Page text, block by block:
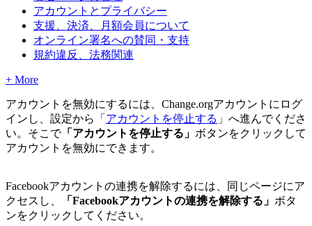
アカウントとプライバシー
支援、決済、月額会員について
オンライン署名への賛同・支持
規約違反、法務関連
+ More
アカ ウ ン ト を無効にするには Change.orgアカ ウ ン ト に ロ グ
イ ン し 設定から 「 アカ ウ ン ト を停止する 」 へ進んでく ださ
い。 そこ で「 アカウン ト を停止する 」 ボタ ンをク リ ッ ク して
アカ ウ ン ト を無効にでき ま す。
Facebookアカ ウ ン ト の連携を解除するには 同 じページにア
クセス し 「 Facebookアカウン トの連携を解除する 」 ボタ
ンをク リ ッ ク して く ださ い。